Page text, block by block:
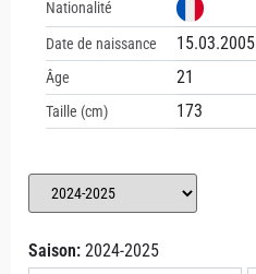
Nationalité
Date de naissance 15.03.2005
Âge 21
Taille (cm) 173
Saison: 2024-2025